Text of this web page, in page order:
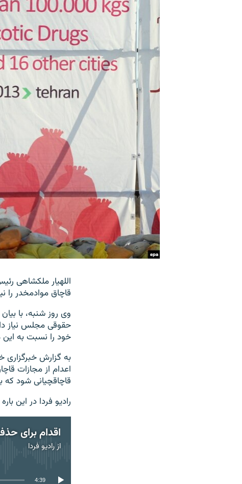
اللهیار ملکشاهی
قاچاق موادمخدر را
وی روز شنبه، با
حقوقی مجلس نیاز
خود را نسبت به این
اعدام از مجازات
قاچاقچیانی شود که
رادیو فردا در این
ازرادیو فردا
4:39